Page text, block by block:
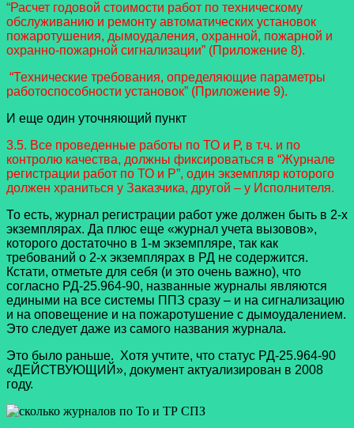
“Расчет годовой стоимости работ по техническому
обслуживанию и ремонту автоматических установок
пожаротушения, дымоудаления, охранной, пожарной и
охранно-пожарной сигнализации” (Приложение 8).
“Технические требования, определяющие параметры
работоспособности установок” (Приложение 9).
И еще один уточняющий пункт
3.5. Все проведенные работы по ТО и Р, в т.ч. и по
контролю качества, должны фиксироваться в “Журнале
регистрации работ по ТО и Р”, один экземпляр которого
должен храниться у Заказчика, другой – у Исполнителя.
То есть, журнал регистрации работ уже должен быть в 2-х
экземплярах. Да плюс еще «журнал учета вызовов»,
которого достаточно в 1-м экземпляре, так как
требований о 2-х экземплярах в РД не содержится.
Кстати, отметьте для себя (и это очень важно), что
согласно РД-25.964-90, названные журналы являются
едиными на все системы ППЗ сразу – и на сигнализацию
и на оповещение и на пожаротушение с дымоудалением.
Это следует даже из самого названия журнала.
Это было раньше. Хотя учтите, что статус РД-25.964-90
«ДЕЙСТВУЮЩИЙ», документ актуализирован в 2008
году.